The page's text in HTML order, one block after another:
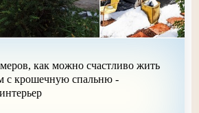
как можно счастливо жить
с крошечную спальню -